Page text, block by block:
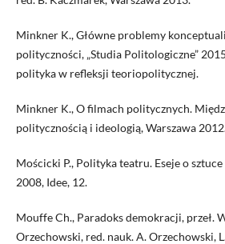
Minkner K., Główne problemy
polityczności, „Studia Politologiczne”
polityka w refleksji teoriopolitycznej.
Minkner K., O filmach politycznych.
politycznością i ideologią, Warszawa
Mościcki P., Polityka teatru. Eseje o
2008, Idee, 12.
Mouffe Ch., Paradoks demokracji, przeł.
Orzechowski, red. nauk. A. Orzechowski,